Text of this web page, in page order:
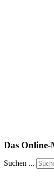
Das
Suchen ...